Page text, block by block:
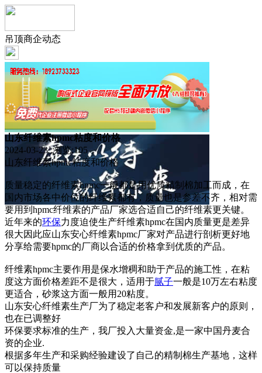
吊顶商企动态
山东纤维素hpmc粘度和价格
2024-03-23 浏览:105
山东纤维素hpmc粘度和价格
质量稳定的纤维素hpmc一般都是用优质精制棉加工而成，在
国内市场各中价位的纤维素都有，质量也是参差不齐，相对需
要用到hpmc纤维素的产品厂家选合适自己的纤维素更关键。
近年来的环保力度迫使生产纤维素hpmc在国内质量更是差异
很大因此应山东安心纤维素hpmc厂家对产品进行剖析更好地
分享给需要hpmc的厂商以合适的价格拿到优质的产品。
纤维素hpmc主要作用是保水增稠和助于产品的施工性，在粘
度这方面价格差距不是很大，适用于腻子一般是10万左右粘度
更适合，砂浆这方面一般用20粘度。
山东安心纤维素生产厂为了稳定老客户和发展新客户的原则，
也在已调整好
环保要求标准的生产，我厂投入大量资金,是一家中国丹麦合
资的企业.
根据多年生产和采购经验建设了自己的精制棉生产基地，这样
可以保持质量